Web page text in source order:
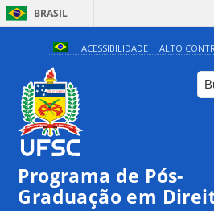
BRASIL
ACESSIBILIDADE ALTO
Programa de Pós-
Graduação em